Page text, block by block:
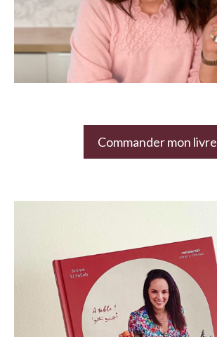
Commander mon livre